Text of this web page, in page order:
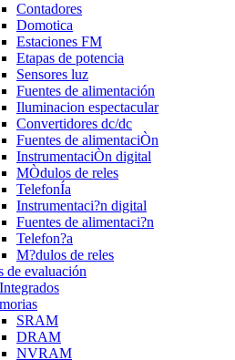
Contadores
Domotica
Estaciones FM
Etapas de potencia
Sensores luz
Fuentes de alimentación
Iluminacion espectacular
Convertidores dc/dc
Fuentes de alimentaciÒn
InstrumentaciÒn digital
MÒdulos de reles
TelefonÍa
Instrumentaci?n digital
Fuentes de alimentaci?n
Telefon?a
M?dulos de reles
de evaluación
SRAM
DRAM
NVRAM